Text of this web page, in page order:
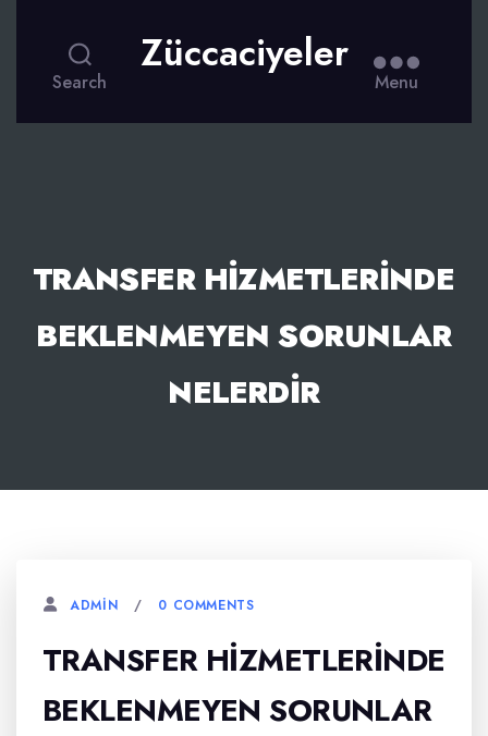
Search
Züccaciyeler
Menu
TRANSFER HIZMETLERINDE
BEKLENMEYEN SORUNLAR
NELERDIR
ADMIN 0 COMMENTS
TRANSFER HIZMETLERINDE
BEKLENMEYEN SORUNLAR